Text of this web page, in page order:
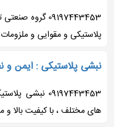
09197443453
پلاستیکی و مقوایی و
نبشی پلاستیکی : ایمن
09197443453
های مختلف ، با کیفیت بالا